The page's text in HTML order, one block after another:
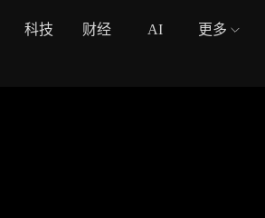
科技 财经 AI 更多